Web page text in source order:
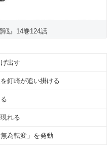
戦』14巻124話
出す
釘崎が追い掛ける
れる
為転変」を発動